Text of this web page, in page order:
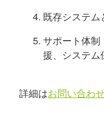
既存システ
サポート体制
援、システム
詳細はお問い合わ